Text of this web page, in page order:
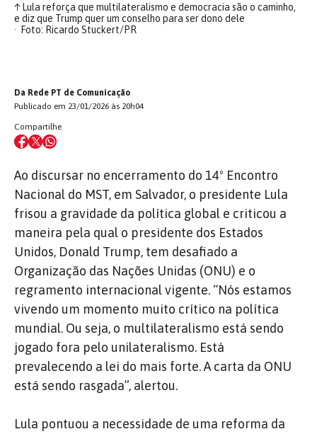
↑Lula reforça que multilateralismo e democracia são o caminho,
e diz que Trump quer um conselho para ser dono dele
Foto: Ricardo Stuckert/PR
Da Rede PT de Comunicação
Publicado em 23/01/2026 às 20h04
Compartilhe
Ao discursar no encerramento do 14º Encontro
Nacional do MST, em Salvador, o presidente Lula
frisou a gravidade da política global e criticou a
maneira pela qual o presidente dos Estados
Unidos, Donald Trump, tem desafiado a
Organização das Nações Unidas (ONU) e o
regramento internacional vigente. “Nós estamos
vivendo um momento muito crítico na política
mundial. Ou seja, o multilateralismo está sendo
jogado fora pelo unilateralismo. Está
prevalecendo a lei do mais forte. A carta da ONU
está sendo rasgada”, alertou.
Lula pontuou a necessidade de uma reforma da